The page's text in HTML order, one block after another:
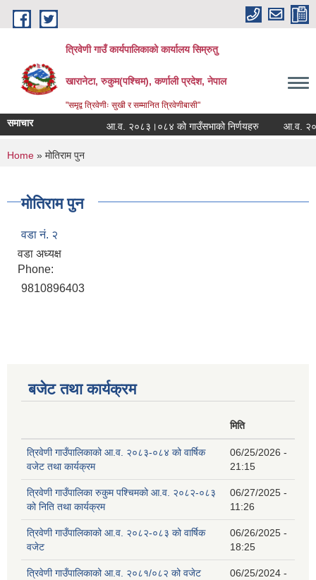
Skip to main content
त्रिवेणी गाउँ कार्यपालिकाको कार्यालय सिम्रुतु
खारानेटा, रुकुम(पश्‍चिम), कर्णाली प्रदेश, नेपाल
"समृद्व त्रिवेणीः सुखी र सम्मानित त्रिवेणीबासी"
समाचार आ.व. २०८३।०८४ को गाउँसभाको निर्णयहरु आ.व.
You are here
Home » मोतिराम पुन
मोतिराम पुन
वडा नं. २
वडा अध्यक्ष
Phone:
9810896403
बजेट तथा कार्यक्रम
मिति
त्रिवेणी गाउँपालिकाको आ.व. २०८३-०८४ को वार्षिक
वजेट तथा कार्यक्रम
06/25/2026 -
21:15
त्रिवेणी गाउँपालिका रुकुम पश्‍चिमको आ.व. २०८२-०८३
को निति तथा कार्यक्रम
06/27/2025 -
11:26
त्रिवेणी गाउँपालिकाको आ.व. २०८२-०८३ को वार्षिक
वजेट
06/26/2025 -
18:25
त्रिवेणी गाउँपालिकाको आ.व. २०८१/०८२ को वजेट
06/25/2024 -